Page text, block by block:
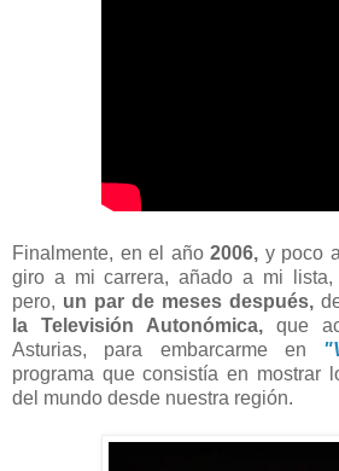
Finalmente, en el año2006, y poco
giro a mi carrera, añado a mi lista,
pero, un par de meses después,
la Televisión Autonómica, que
Asturias, para embarcarme en
programa que consistía en mostrar
del mundo desde nuestra región.